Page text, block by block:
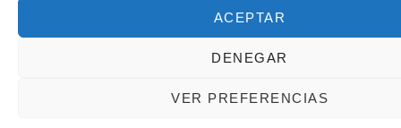
ACEPTAR
DENEGAR
VER PREFERENCIAS